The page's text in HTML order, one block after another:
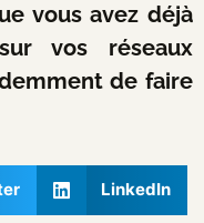
vous avez déjà
vos réseaux
de faire
LinkedIn